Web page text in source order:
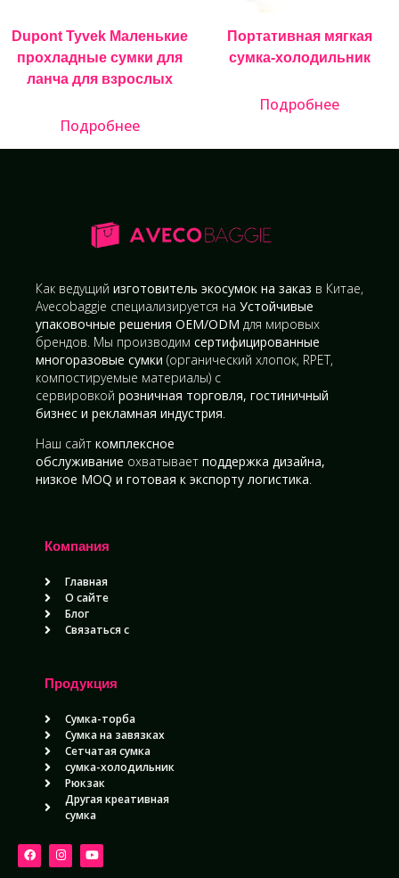
Dupont Tyvek Маленькие
прохладные сумки для
ланча для взрослых
Подробнее
Портативная мягкая
сумка-холодильник
Подробнее
Как ведущий изготовитель экосумок на заказ в Китае,
Avecobaggie специализируется на Устойчивые
упаковочные решения OEM/ODM для мировых
брендов. Мы производим сертифицированные
многоразовые сумки (органический хлопок, RPET,
компостируемые материалы) с
сервировкой розничная торговля, гостиничный
бизнес и рекламная индустрия.
Наш сайт комплексное
обслуживание охватывает поддержка дизайна,
низкое MOQ и готовая к экспорту логистика.
Компания
Главная
О сайте
Блог
Связаться с
Продукция
Сумка-торба
Сумка на завязках
Сетчатая сумка
сумка-холодильник
Рюкзак
Другая креативная
сумка